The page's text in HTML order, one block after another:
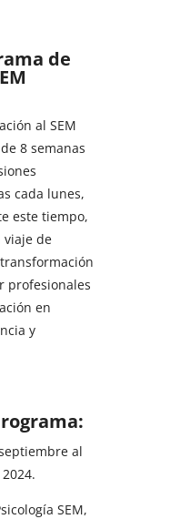
de
al SEM
8 semanas
cada lunes,
este tiempo,
viaje de
profesionales
en
y
al
SEM,